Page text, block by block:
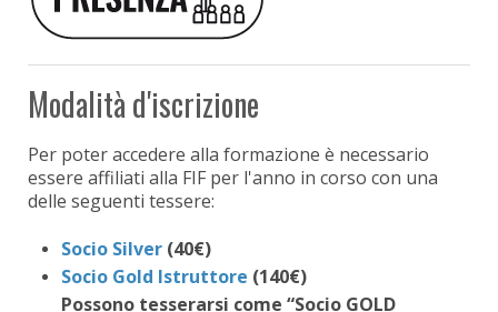
Modalità d'iscrizione
Per poter accedere alla formazione è necessario
essere affiliati alla FIF per l'anno in corso con una
delle seguenti tessere:
Socio Silver (40€)
Socio Gold Istruttore (140€)
Possono tesserarsi come “Socio GOLD